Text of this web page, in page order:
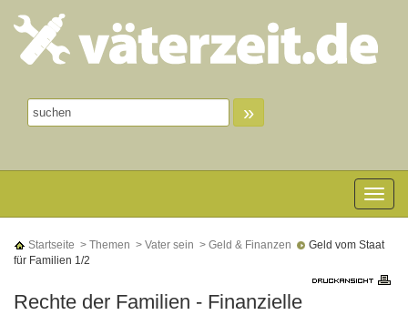
»
Toggle
Startseite > Themen > Vater sein > Geld & Finanzen
Geld vom Staat
für Familien 1/2
Rechte der Familien - Finanzielle